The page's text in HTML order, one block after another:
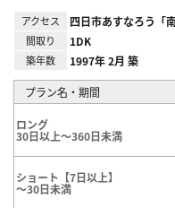
アクセス 四日市あすなろう「
間取り 1DK
築年数 1997年 2月 築
プラン名・期間
ロング
30日以上～360日未満
ショート【7日以上】
～30日未満